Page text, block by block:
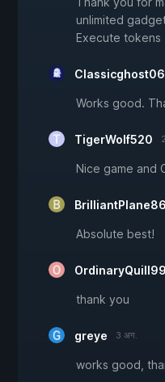
unlimited
Execute tokens
Classicghost06
Works good.
TigerWolf520
Nice game and
Absolute best!
thank you
greye 3 अग.
works good,